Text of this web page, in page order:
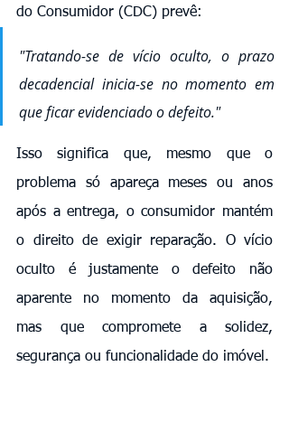
do Consumidor (CDC) prevê:
"Tratando-se de vício oculto, o prazo
decadencial inicia-se no momento em
que ficar evidenciado o defeito."
Isso significa que, mesmo que o
problema só apareça meses ou anos
após a entrega, o consumidor mantém
o direito de exigir reparação. O vício
oculto é justamente o defeito não
aparente no momento da aquisição,
mas que compromete a solidez,
segurança ou funcionalidade do imóvel.